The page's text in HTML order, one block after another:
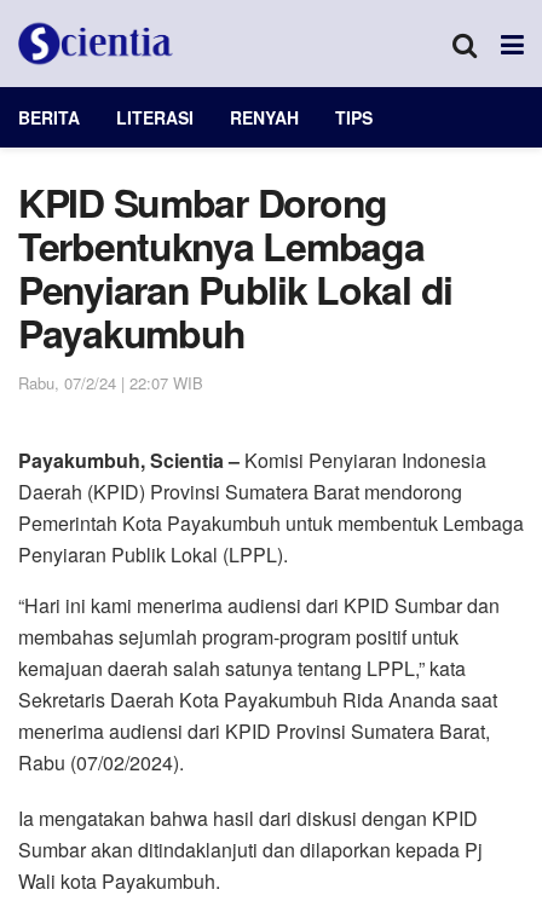
BERITA LITERASI RENYAH TIPS
KPID Sumbar Dorong
Terbentuknya Lembaga
Penyiaran Publik Lokal di
Payakumbuh
Rabu, 07/2/24 | 22:07 WIB
Payakumbuh, Scientia – Komisi Penyiaran Indonesia
Daerah (KPID) Provinsi Sumatera Barat mendorong
Pemerintah Kota Payakumbuh untuk membentuk Lembaga
Penyiaran Publik Lokal (LPPL).
“Hari ini kami menerima audiensi dari KPID Sumbar dan
membahas sejumlah program-program positif untuk
kemajuan daerah salah satunya tentang LPPL,” kata
Sekretaris Daerah Kota Payakumbuh Rida Ananda saat
menerima audiensi dari KPID Provinsi Sumatera Barat,
Rabu (07/02/2024).
Ia mengatakan bahwa hasil dari diskusi dengan KPID
Sumbar akan ditindaklanjuti dan dilaporkan kepada Pj
Wali kota Payakumbuh.